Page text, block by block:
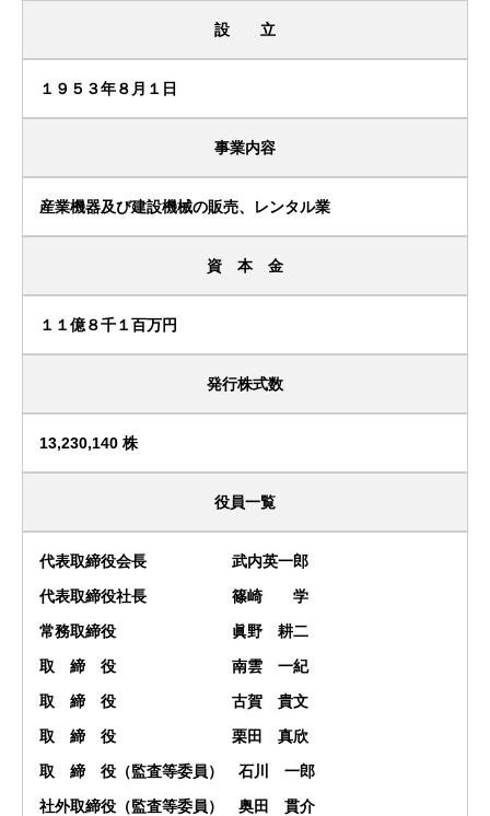
設 立
１９５３年８月１日
事業内容
産業機器及び建設機械の販売、レンタル業
資 本 金
１１億８千１百万円
発行株式数
13,230,140 株
役員一覧
代表取締役会長 武内英一郎
代表取締役社長 篠崎 学
常務取締役 眞野 耕二
取 締 役 南雲 一紀
取 締 役 古賀 貴文
取 締 役 栗田 真欣
取 締 役（監査等委員） 石川 一郎
社外取締役（監査等委員） 奥田 貫介